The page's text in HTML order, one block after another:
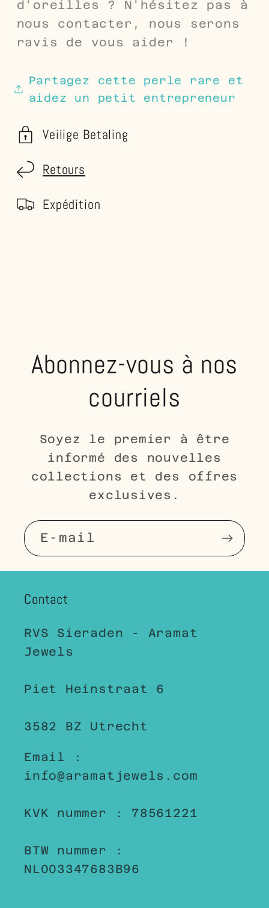
d'oreilles ? N'hésitez pas à
nous contacter, nous serons
ravis de vous aider !
Partagez cette perle rare et
aidez un petit entrepreneur
Veilige Betaling
Retours
Expédition
Abonnez-vous à nos
courriels
Soyez le premier à être
informé des nouvelles
collections et des offres
exclusives.
E-mail
Contact
RVS Sieraden - Aramat
Jewels
Piet Heinstraat 6
3582 BZ Utrecht
Email :
info@aramatjewels.com
KVK nummer : 78561221
BTW nummer :
NL003347683B96